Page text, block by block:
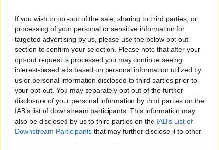
If you wish to opt-out of the sale, sharing to third parties, or
processing of your personal or sensitive information for
targeted advertising by us, please use the below opt-out
section to confirm your selection. Please note that after your
opt-out request is processed you may continue seeing
interest-based ads based on personal information utilized by
us or personal information disclosed to third parties prior to
your opt-out. You may separately opt-out of the further
disclosure of your personal information by third parties on the
IAB’s list of downstream participants. This information may
also be disclosed by us to third parties on the IAB’s List of
Downstream Participants that may further disclose it to other
RELAZIONI
10 cose da fare a San Valentino
se sei single
Consigli originali su come trascorrere il San Valentino da
single: tante attività in solitaria o con amici e amiche.